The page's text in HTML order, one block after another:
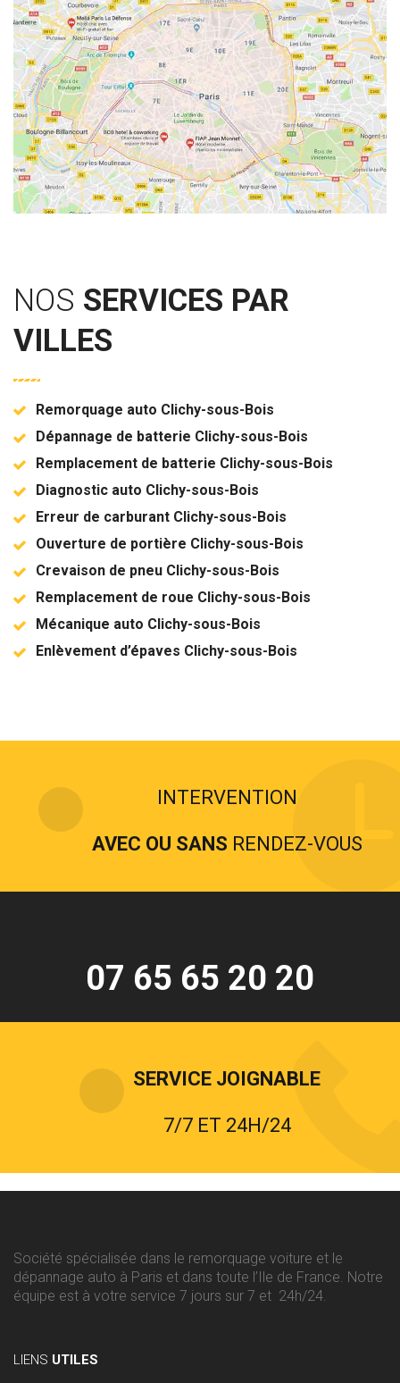
NOS SERVICES PAR
VILLES
Remorquage auto Clichy-sous-Bois
Dépannage de batterie Clichy-sous-Bois
Remplacement de batterie Clichy-sous-Bois
Diagnostic auto Clichy-sous-Bois
Erreur de carburant Clichy-sous-Bois
Ouverture de portière Clichy-sous-Bois
Crevaison de pneu Clichy-sous-Bois
Remplacement de roue Clichy-sous-Bois
Mécanique auto Clichy-sous-Bois
Enlèvement d’épaves Clichy-sous-Bois
INTERVENTION
AVEC OU SANS RENDEZ-VOUS
07 65 65 20 20
SERVICE JOIGNABLE
7/7 ET 24H/24
Société spécialisée dans le remorquage voiture et le
dépannage auto à Paris et dans toute l’Ile de France. Notre
équipe est à votre service 7 jours sur 7 et 24h/24.
LIENS UTILES